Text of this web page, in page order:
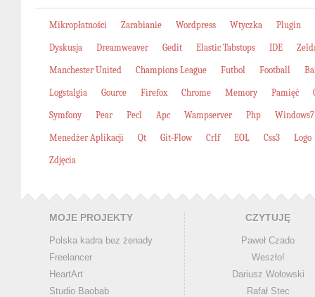
Mikropłatności Zarabianie Wordpress Wtyczka Plugin
Dyskusja Dreamweaver Gedit Elastic Tabstops IDE
Manchester United Champions League Futbol Football
Logstalgia Gource Firefox Chrome Memory Pamięć
Symfony Pear Pecl Apc Wampserver Php Windows7
Menedżer Aplikacji Qt Git-Flow Crlf EOL Css3 Logo
Zdjęcia
MOJE PROJEKTY
Polska kadra bez żenady
Freelancer
HeartArt
Studio Baobab
CZYTUJĘ
Paweł Czado
Weszło!
Dariusz Wołowski
Rafał Stec